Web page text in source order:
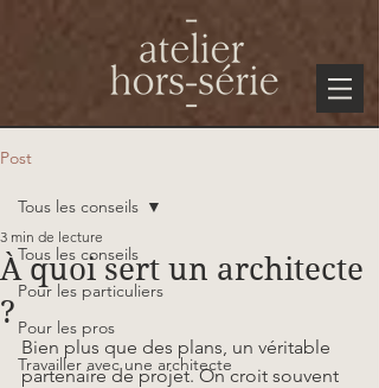
Post
Tous les conseils
Pour les particuliers
Pour les pros
Travailler avec une architecte
Tous les conseils
À quoi sert un architecte
?
3 min de lecture
Bien plus que des plans, un véritable
partenaire de projet. On croit souvent